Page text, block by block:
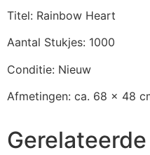
Titel: Rainbow Heart
Aantal Stukjes: 1000
Conditie: Nieuw
Afmetingen: ca. 68 x 48